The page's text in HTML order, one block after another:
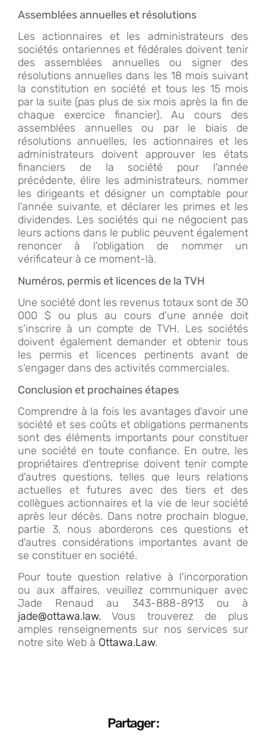
Assemblées annuelles et résolutions
Les actionnaires et les administrateurs des
sociétés ontariennes et fédérales doivent tenir
des assemblées annuelles ou signer des
résolutions annuelles dans les 18 mois suivant
la constitution en société et tous les 15 mois
par la suite (pas plus de six mois après la fin de
chaque exercice financier). Au cours des
assemblées annuelles ou par le biais de
résolutions annuelles, les actionnaires et les
administrateurs doivent approuver les états
financiers de la société pour l'année
précédente, élire les administrateurs, nommer
les dirigeants et désigner un comptable pour
l'année suivante, et déclarer les primes et les
dividendes. Les sociétés qui ne négocient pas
leurs actions dans le public peuvent également
renoncer à l'obligation de nommer un
vérificateur à ce moment-là.
Numéros, permis et licences de la TVH
Une société dont les revenus totaux sont de 30
000 $ ou plus au cours d'une année doit
s'inscrire à un compte de TVH. Les sociétés
doivent également demander et obtenir tous
les permis et licences pertinents avant de
s'engager dans des activités commerciales.
Conclusion et prochaines étapes
Comprendre à la fois les avantages d'avoir une
société et ses coûts et obligations permanents
sont des éléments importants pour constituer
une société en toute confiance. En outre, les
propriétaires d'entreprise doivent tenir compte
d'autres questions, telles que leurs relations
actuelles et futures avec des tiers et des
collègues actionnaires et la vie de leur société
après leur décès. Dans notre prochain blogue,
partie 3, nous aborderons ces questions et
d'autres considérations importantes avant de
se constituer en société.
Pour toute question relative à l'incorporation
ou aux affaires, veuillez communiquer avec
Jade Renaud au 343-888-8913 ou à
jade@ottawa.law. Vous trouverez de plus
amples renseignements sur nos services sur
notre site Web à Ottawa.Law.
Partager :